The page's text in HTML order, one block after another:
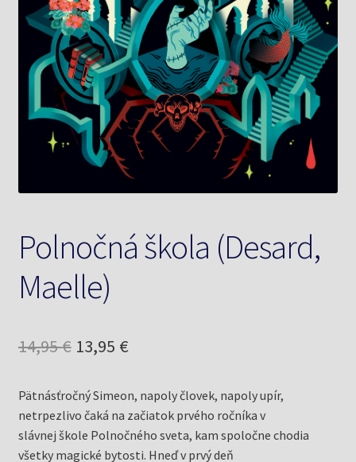
Polnočná škola (Desard,
Maelle)
14,95€ Pôvodná
bola:
14,95 €.
13,95 €Aktuálna
je:
13,95 €.
Pätnásťročný Simeon, napoly človek, napoly upír,
netrpezlivo čaká na začiatok prvého ročníka v
slávnej škole Polnočného sveta, kam spoločne chodia
všetky magické bytosti. Hneď v prvý deň